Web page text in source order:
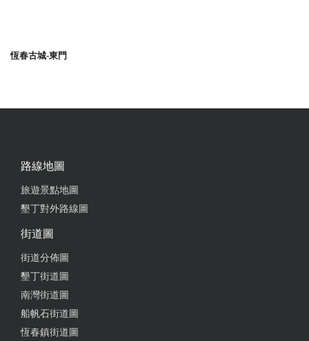
恆春古城-東門
路線地圖
旅遊景點地圖
墾丁對外路線圖
街道圖
街道分佈圖
墾丁街道圖
南灣街道圖
船帆石街道圖
恆春鎮街道圖